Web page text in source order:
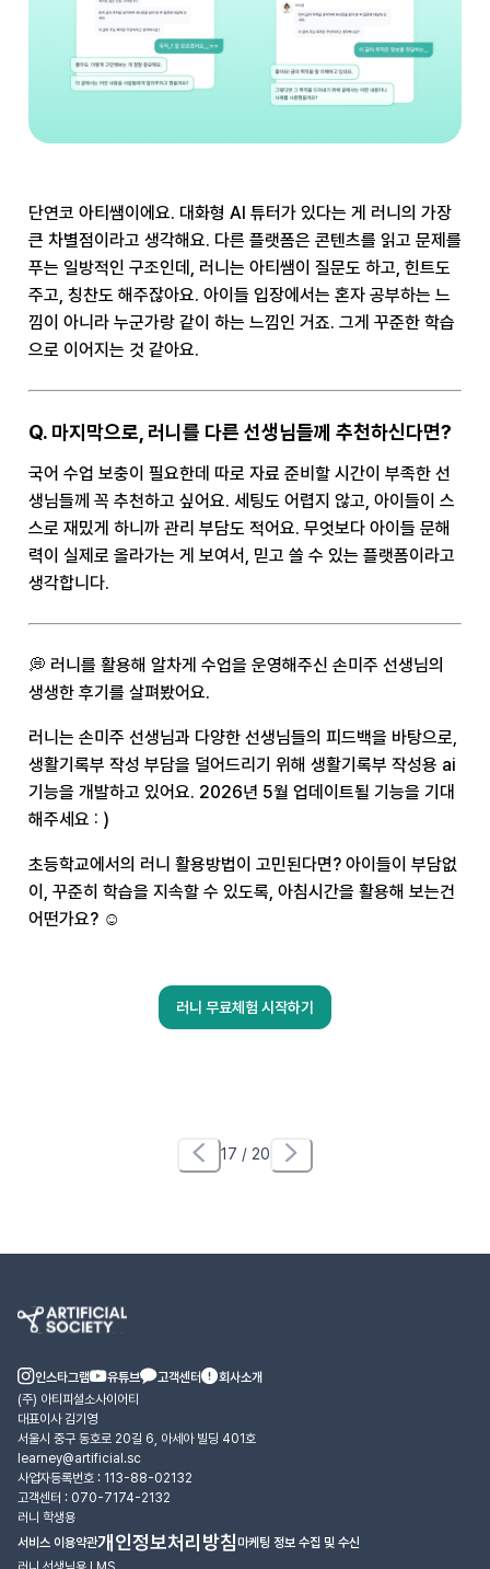
단연코 아티쌤이에요. 대화형 AI 튜터가 있다는 게 러니의 가장
큰 차별점이라고 생각해요. 다른 플랫폼은 콘텐츠를 읽고 문제를
푸는 일방적인 구조인데, 러니는 아티쌤이 질문도 하고, 힌트도
주고, 칭찬도 해주잖아요. 아이들 입장에서는 혼자 공부하는 느
낌이 아니라 누군가랑 같이 하는 느낌인 거죠. 그게 꾸준한 학습
으로 이어지는 것 같아요.
Q. 마지막으로, 러니를 다른 선생님들께 추천하신다면?
국어 수업 보충이 필요한데 따로 자료 준비할 시간이 부족한 선
생님들께 꼭 추천하고 싶어요. 세팅도 어렵지 않고, 아이들이 스
스로 재밌게 하니까 관리 부담도 적어요. 무엇보다 아이들 문해
력이 실제로 올라가는 게 보여서, 믿고 쓸 수 있는 플랫폼이라고
생각합니다.
💭 러니를 활용해 알차게 수업을 운영해주신 손미주 선생님의
생생한 후기를 살펴봤어요.
러니는 손미주 선생님과 다양한 선생님들의 피드백을 바탕으로,
생활기록부 작성 부담을 덜어드리기 위해 생활기록부 작성용 ai
기능을 개발하고 있어요. 2026년 5월 업데이트될 기능을 기대
해주세요 : )
초등학교에서의 러니 활용방법이 고민된다면? 아이들이 부담없
이, 꾸준히 학습을 지속할 수 있도록, 아침시간을 활용해 보는건
어떤가요? ☺️
러니 무료체험 시작하기
17 / 20
인스타그램 유튜브 고객센터
회사소개
(주) 아티피셜소사이어티
대표이사 김기영
서울시 중구 동호로 20길 6, 아세아 빌딩 401호
learney@artificial.sc
사업자등록번호 : 113-88-02132
고객센터 : 070-7174-2132
러니 학생용
서비스 이용약관개인정보처리방침마케팅 정보 수집 및 수신